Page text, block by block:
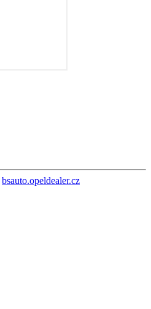
bsauto.opeldealer.cz